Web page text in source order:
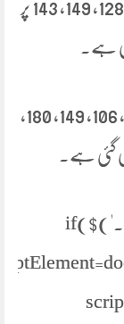
قومی اسمبلی کے حلقے این اے 54، 88، 117، 128، 149، 143 پر
ہے۔
صوبائی اسمبلی کے حلقے پی پی12، 24، 81، 98، 106، 149، 180،